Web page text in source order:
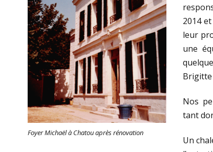
Foyer Michaël à Chatou après rénovation
2014
leur
une
Brigitte
Nos
tant
Un